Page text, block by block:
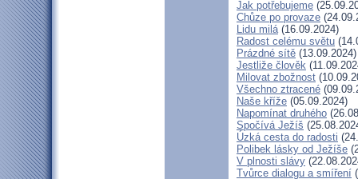
Jak potřebujeme
Chůze po provaze
Lidu milá(16.09.2024)
Radost celému světu
Prázdné sítě (13.09.2024)
Jestliže člověk
Milovat zbožnost
Všechno ztracené
Naše kříže (05.09.2024)
Napomínat druhého
Spočívá Ježíš
Úzká cesta do radosti
Polibek lásky od Ježíše
V plnosti slávy
Tvůrce dialogu a smíření